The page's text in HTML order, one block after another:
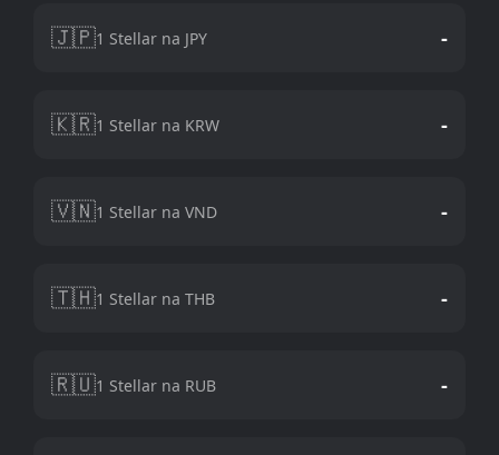
🇯🇵1 Stellar na JPY -
🇰🇷1 Stellar na KRW -
🇻🇳1 Stellar na VND -
🇹🇭1 Stellar na THB -
🇷🇺1 Stellar na RUB -